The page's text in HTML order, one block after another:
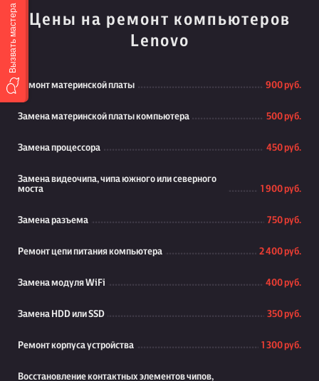
Цены на ремонт компьютеров
Lenovo
Ремонт материнской платы 900 руб.
Замена материнской платы компьютера 500 руб.
Замена процессора 450 руб.
Замена видеочипа, чипа южного или северного
моста
1 900 руб.
Замена разъема 750 руб.
Ремонт цепи питания компьютера 2 400 руб.
Замена модуля WiFi 400 руб.
Замена HDD или SSD 350 руб.
Ремонт корпуса устройства 1 300 руб.
Восстановление контактных элементов чипов,
Вызвать мастера